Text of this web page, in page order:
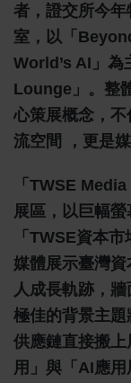
者，證交所今
室，以「
World’s AI」為
Lounge」。整
心策展概念，
流空間 ，更是
「TWSE
展區，以巨幅
「TWSE資本
媒體展示臺灣
人成長軌跡，
極佳的背景主
供應鏈直接搬
用」與「AI應